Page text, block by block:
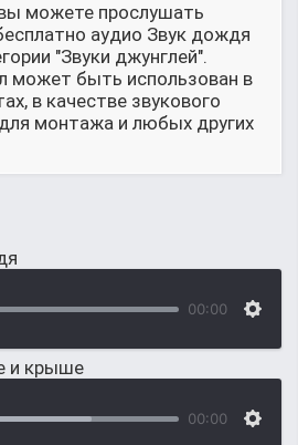
можете прослушать
аудио Звук дождя
"Звуки джунглей".
может быть использован в
в качестве звукового
монтажа и любых других
00:00
и крыше
00:00